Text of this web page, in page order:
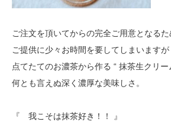
ご注文を頂いてからの完全ご用意となるた
ご提供に少々お時間を要してしまいますが
点てたてのお濃茶から作る “ 抹茶生クリー
何とも言えぬ深く濃厚な美味しさ。
『 我こそは抹茶好き！！ 』